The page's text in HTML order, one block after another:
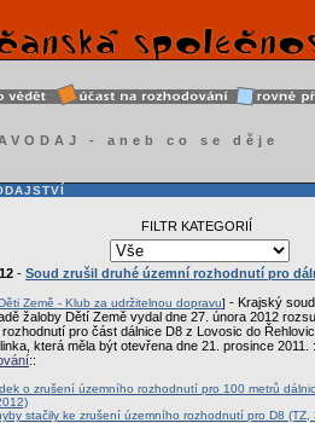
- aneb co se děje
FILTR KATEGORIÍ
- Soud zrušil druhé územní rozhodnutí pro
Země - Klub za udržitelnou dopravu] - Krajský
žaloby Dětí Země vydal dne 27. února 2012
pro část dálnice D8 z Lovosic do
která měla být otevřena dne 21. prosince 2011.
::
o zrušení územního rozhodnutí pro 100 metrů
stačily ke zrušení územního rozhodnutí pro D8 (TZ,